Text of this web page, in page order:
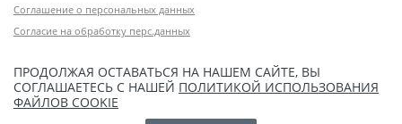
Соглашение о персональных данных
Согласие на обработку перс.данных
ПРОДОЛЖАЯ ОСТАВАТЬСЯ НА НАШЕМ САЙТЕ, ВЫ
СОГЛАШАЕТЕСЬ С НАШЕЙ ПОЛИТИКОЙ ИСПОЛЬЗОВАНИЯ
ФАЙЛОВ COOKIE